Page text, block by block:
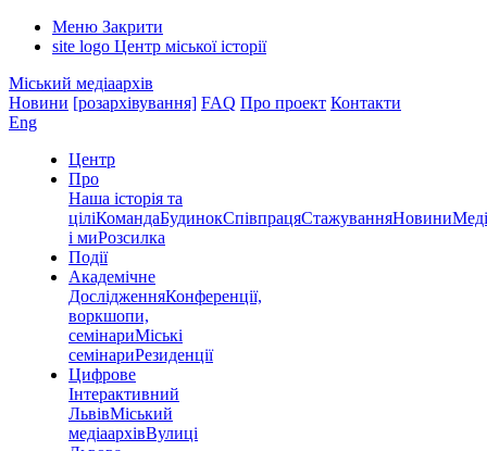
Меню Закрити
site logo Центр міської історії
Міський медіаархів
Новини [розархівування] FAQ Про проект Контакти
Eng
Центр
Про
Наша історія та
ціліКомандаБудинокСпівпрацяСтажуванняНовини
і миРозсилка
Події
Академічне
ДослідженняКонференції,
воркшопи,
семінариМіські
семінариРезиденції
Цифрове
Інтерактивний
ЛьвівМіський
медіаархівВулиці